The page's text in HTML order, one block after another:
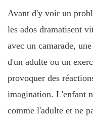
Avant d'y voir un
les ados dramatisent
avec un camarade,
d'un adulte ou un
provoquer des
imagination. L'enfant
comme l'adulte et ne